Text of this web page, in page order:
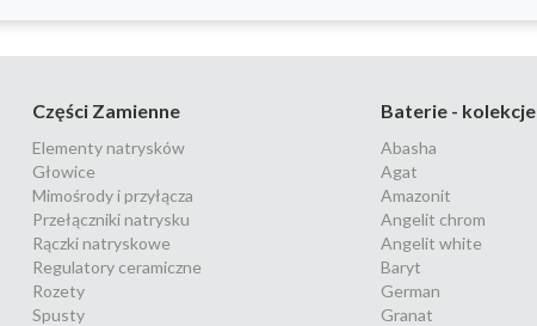
Części Zamienne
Elementy natrysków
Głowice
Mimośrody i przyłącza
Przełączniki natrysku
Rączki natryskowe
Regulatory ceramiczne
Rozety
Spusty
Baterie - kolekcje
Abasha
Agat
Amazonit
Angelit chrom
Angelit white
Baryt
German
Granat